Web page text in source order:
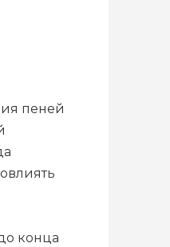
пеней
конца